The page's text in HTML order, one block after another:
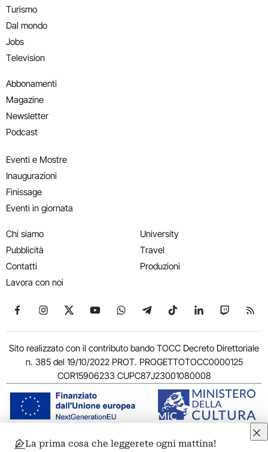
Turismo
Dal mondo
Jobs
Television
Abbonamenti
Magazine
Newsletter
Podcast
Eventi e Mostre
Inaugurazioni
Finissage
Eventi in giornata
Chi siamo
Pubblicità
Contatti
Lavora con noi
University
Travel
Produzioni
Seguici su Facebook
Seguici su Instagram
Seguici su X
Seguici su YouTube
Seguici su WhatsApp
Seguici su Telegram
Seguici su TikTok
Seguici su
Seguici
Sito realizzato con il contributo bando TOCC Decreto Direttoriale
n. 385 del 19/10/2022 PROT. PROGETTOTOCC0000125
COR15906233 CUPC87J23001080008
© 2011-2026 ARTRIBUNE srl – Corso Vittorio Emanuele II, 287 –
La prima cosa che leggerete ogni mattina!